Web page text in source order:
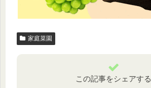
家庭菜園
この記事をシェアする